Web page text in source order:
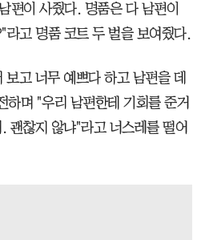
편이 사줬다. 명품은 다 남편이
라고 명품 코트 두 벌을 보여줬다.
고 너무 예쁘다 하고 남편을 데
하며 "우리 남편한테 기회를 준거
괜찮지 않냐"라고 너스레를 떨어